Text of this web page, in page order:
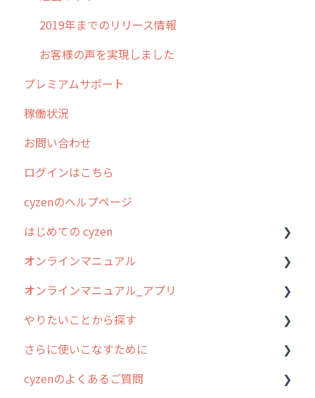
2019年までのリリース情報
お客様の声を実現しました
プレミアムサポート
稼働状況
お問い合わせ
ログインはこちら
cyzenのヘルプページ
はじめての cyzen
0. はじめてのcyzenの使い方
1. cyzenについて知ろう
2. 主要機能の概要
3. cyzenの位置情報取得について
4. cyzen利用前の準備：システム管理者編
オンラインマニュアル
管理サイトの使い始め
ユーザー・グループ管理
行動管理
予定管理
オンラインマニュアル_アプリ
アプリの使い始め
ホーム画面
スポット
やりたいことから探す
行動管理
勤怠管理
さらに使いこなすために
はじめに
cyzenのよくあるご質問